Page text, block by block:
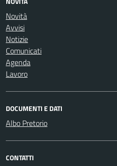
Novità
Avvisi
Notizie
Comunicati
Agenda
Lavoro
DOCUMENTI E DATI
Albo Pretorio
CONTATTI